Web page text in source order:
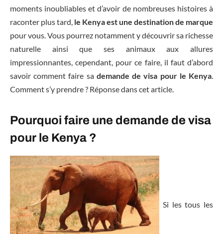
moments inoubliables et d’avoir de nombreuses histoires à
raconter plus tard, le Kenya est une destination de marque
pour vous. Vous pourrez notamment y découvrir sa richesse
naturelle ainsi que ses animaux aux allures
impressionnantes, cependant, pour ce faire, il faut d’abord
savoir comment faire sademande de visa pour le Kenya.
Comment s’y prendre ? Réponse dans cet article.
Pourquoi faire une demande de visa
pour le Kenya ?
Si les tous les